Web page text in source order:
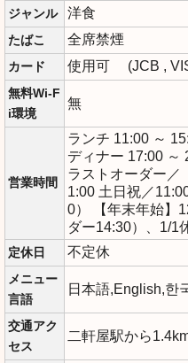
ジャンル 洋食
たばこ 全席禁煙
カード 使用可 (JCB ,
無料Wi-F
i環境
無
営業時間
ランチ 11:00 ～
ディナー 17:00 ～
ラストオーダー／
1:00 土日祝／
0） 【年末年始】
ダー14:30）、1/1
定休日 不定休
メニュー
言語
日本語,English,한
交通アク
セス
二軒屋駅から